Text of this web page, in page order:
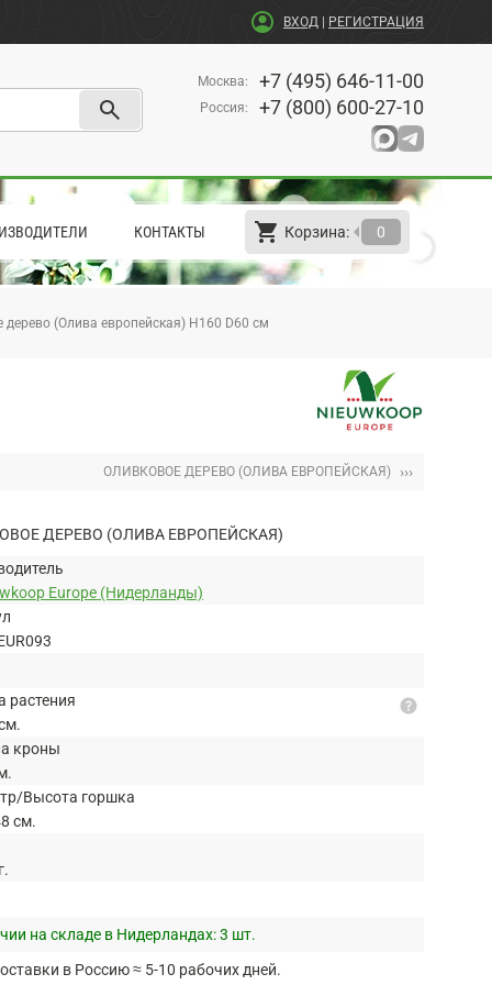
account_circle ВХОД РЕГИСТРАЦИЯ
search
Москва: +7 (495) 646-11-00
Россия: +7 (800) 600-27-10
КОНТАКТЫ shopping_cart Корзина: 0
arrow_left
дерево (Олива европейская) H160 D60 см
ОЛИВКОВОЕ ДЕРЕВО (ОЛИВА ЕВРОПЕЙСКАЯ) ›››
ДЕРЕВО (ОЛИВА ЕВРОПЕЙСКАЯ)
Europe (Нидерланды)
растения
кроны
Высота горшка
см.
help
на складе в Нидерландах:3 шт.
в Россию ≈ 5-10 рабочих дней.